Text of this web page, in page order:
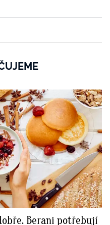
Berani potřebují